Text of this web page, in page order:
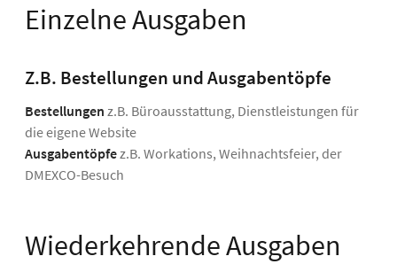
Einzelne Ausgaben
Z.B. Bestellungen und Ausgabentöpfe
Bestellungen z.B. Büroausstattung, Dienstleistungen für
die eigene Website
Ausgabentöpfez.B. Workations, Weihnachtsfeier, der
DMEXCO-Besuch
Wiederkehrende Ausgaben